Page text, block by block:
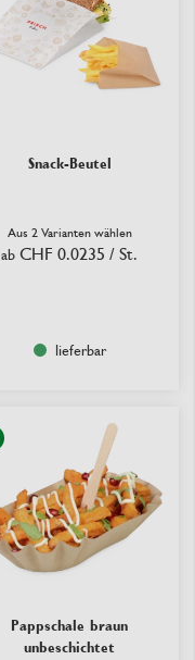
Snack-Beutel
Aus 2 Varianten wählen
ab CHF 0.0235 / St.
lieferbar
Pappschale braun
unbeschichtet